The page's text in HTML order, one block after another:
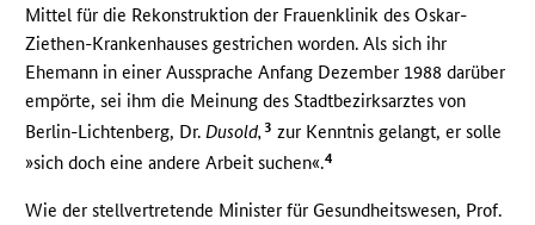
Mittel für die Rekonstruktion der Frauenklinik des Oskar-
Ziethen-Krankenhauses gestrichen worden. Als sich ihr
Ehemann in einer Aussprache Anfang Dezember 1988 darüber
empörte, sei ihm die Meinung des Stadtbezirksarztes von
Berlin-Lichtenberg, Dr.Dusold,3 zur Kenntnis gelangt, er solle
»sich doch eine andere Arbeit suchen«.4
Wie der stellvertretende Minister für Gesundheitswesen, Prof.